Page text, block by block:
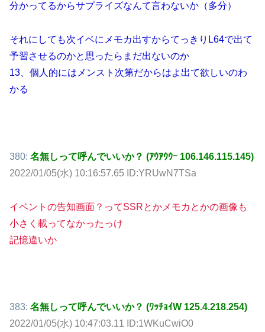
分かってるからサプライズなんて言わないか（多分）
それにしても次イベにメモカ出すからてっきりL64で出て
予習させるのかと思ったらまだ出ないのか
13、個人的にはメンスト次第だからはよ出て欲しいのわ
かる
380: 名無しって呼んでいいか？ (ｱｳｱｳｳｰ 106.146.115.145)
2022/01/05(水) 10:16:57.65 ID:YRUwN7TSa
イベントの告知画面？ってSSRとかメモカとかの画像も
小さく載ってなかったっけ
記憶違いか
383: 名無しって呼んでいいか？ (ﾜｯﾁｮｲW 125.4.218.254)
2022/01/05(水) 10:47:03.11 ID:1WKuCwiO0